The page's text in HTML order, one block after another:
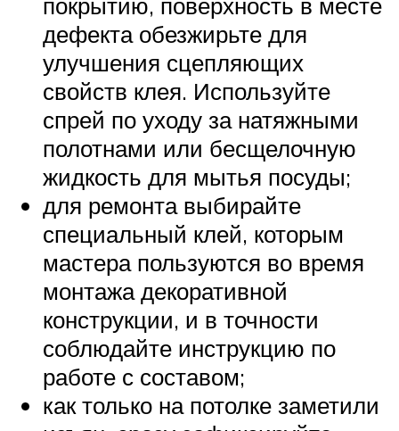
дефекта обезжирьте для
улучшения сцепляющих
свойств клея. Используйте
спрей по уходу за натяжными
полотнами или бесщелочную
жидкость для мытья посуды;
для ремонта выбирайте
специальный клей, которым
мастера пользуются во время
монтажа декоративной
конструкции, и в точности
соблюдайте инструкцию по
работе с составом;
как только на потолке заметили